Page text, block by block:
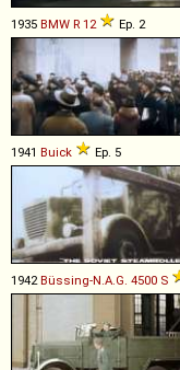
1935 BMW R 12 Ep. 2
1941 Buick Ep. 5
1942Büssing-N.A.G. 4500 S